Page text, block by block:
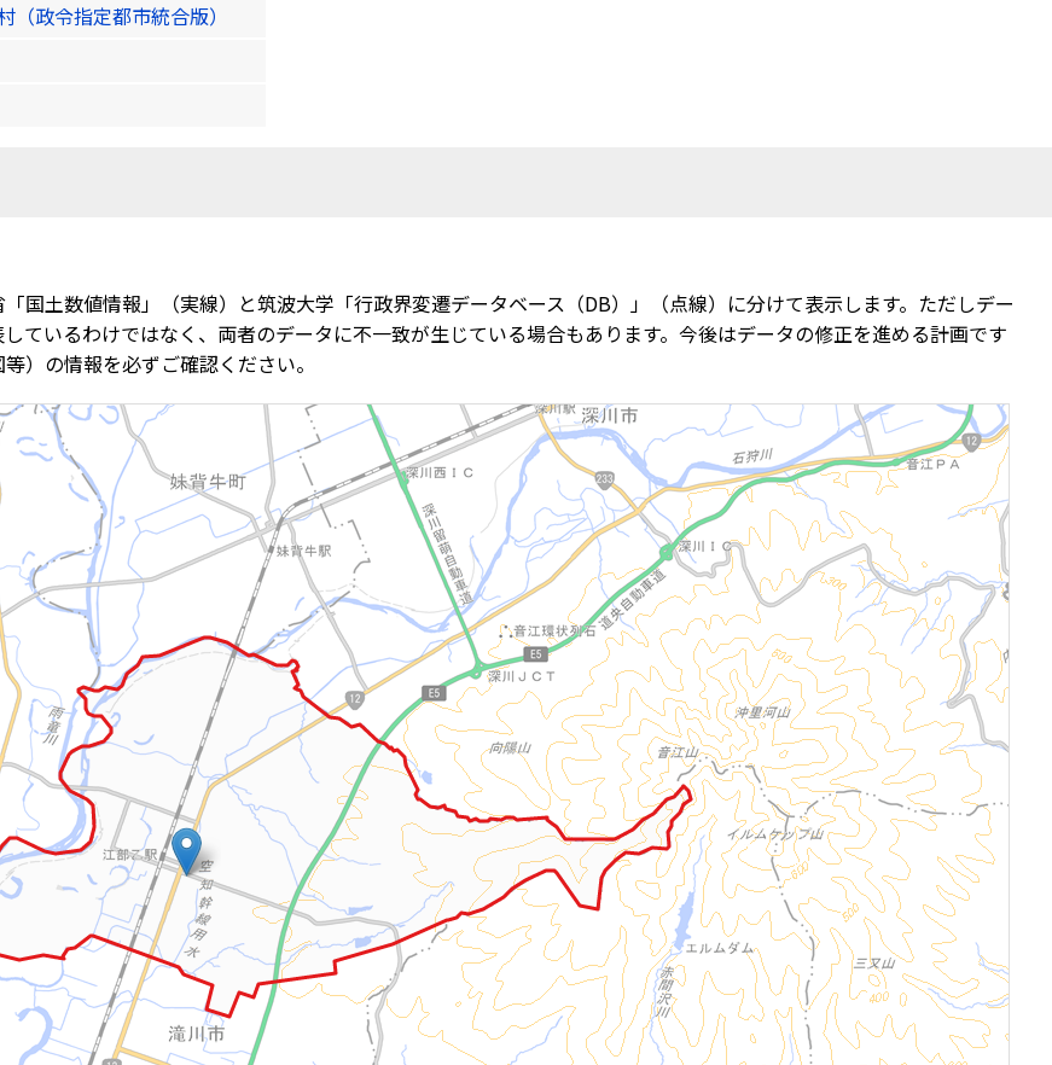
（政令指定都市統合版）
国土数値情報」（実線）と筑波大学「行政界変遷データベース（DB）」（点線）に分けて表示します。ただしデー
ているわけではなく、両者のデータに不一致が生じている場合もあります。今後はデータの修正を進める計画です
）の情報を必ずご確認ください。